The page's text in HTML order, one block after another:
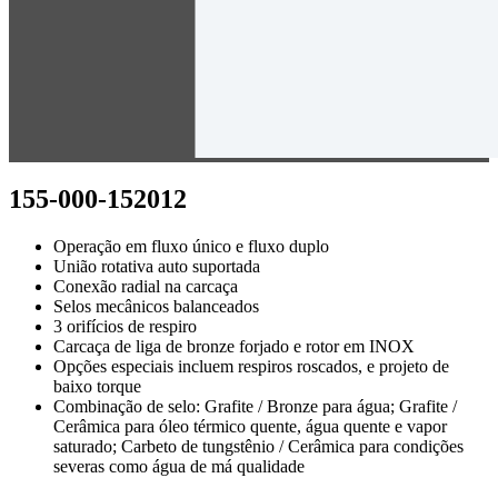
155-000-152012
Operação em fluxo único e fluxo duplo
União rotativa auto suportada
Conexão radial na carcaça
Selos mecânicos balanceados
3 orifícios de respiro
Carcaça de liga de bronze forjado e rotor em INOX
Opções especiais incluem respiros roscados, e projeto de
baixo torque
Combinação de selo: Grafite / Bronze para água; Grafite /
Cerâmica para óleo térmico quente, água quente e vapor
saturado; Carbeto de tungstênio / Cerâmica para condições
severas como água de má qualidade